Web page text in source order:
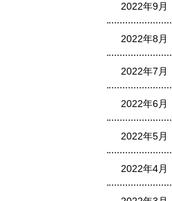
2022年9月
2022年8月
2022年7月
2022年6月
2022年5月
2022年4月